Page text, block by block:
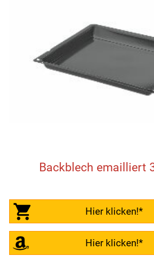
Backblech emailliert
Hier klicken!*
Hier klicken!*